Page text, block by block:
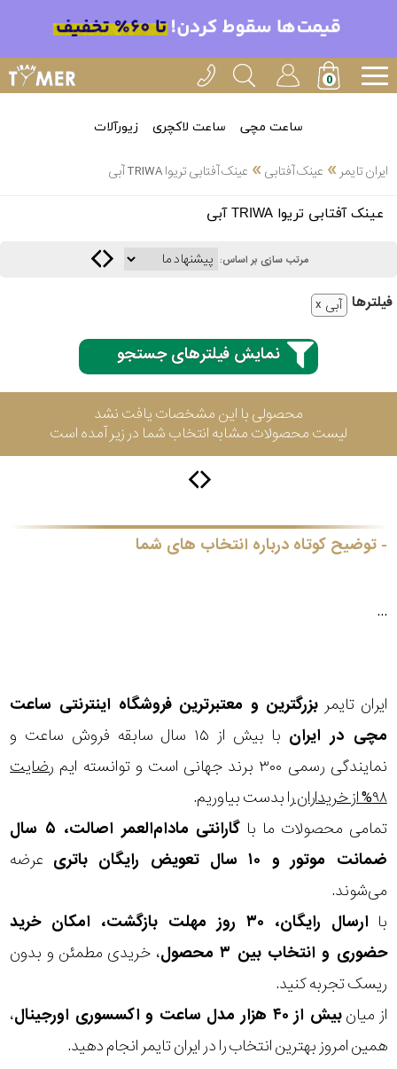
ساعت مچی ساعت لاکچری زیورآلات
ایران تایمر » عینک آفتابی» عینک آفتابی تریوا TRIWA آبی
عینک آفتابی تریوا TRIWA آبی
مرتب سازی بر اساس:
فیلتر‌ها آبی
نمایش فیلترهای جستجو
محصولی با این مشخصات یافت نشد
لیست محصولات مشابه انتخاب شما در زیر آمده است
توضیح کوتاه درباره انتخاب های شما
...
ایران تایمر بزرگترین و معتبرترین فروشگاه اینترنتی ساعت
مچی در ایران
با بیش از ۱۵ سال سابقه فروش ساعت و
نمایندگی رسمی ۳۰۰ برند جهانی است و توانسته ایم
رضایت
۹۸% از خریداران
را بدست بیاوریم.
تمامی محصولات ما با
گارانتی مادام‌العمر اصالت، ۵ سال
ضمانت موتور و ۱۰ سال تعویض رایگان باتری
عرضه
می‌شوند.
با
ارسال رایگان، ۳۰ روز مهلت بازگشت، امکان خرید
حضوری و انتخاب بین ۳ محصول
، خریدی مطمئن و بدون
ریسک تجربه کنید.
از میانبیش از ۴۰ هزار مدل ساعت و اکسسوری اورجینال
،
همین امروز بهترین انتخاب را در ایران تایمر انجام دهید.
انتخاب
بین 3
3
کنزو
گس
جنسیت
برای
فرم
سبک
رنگ
عدسیآبی
رنگ
فریم